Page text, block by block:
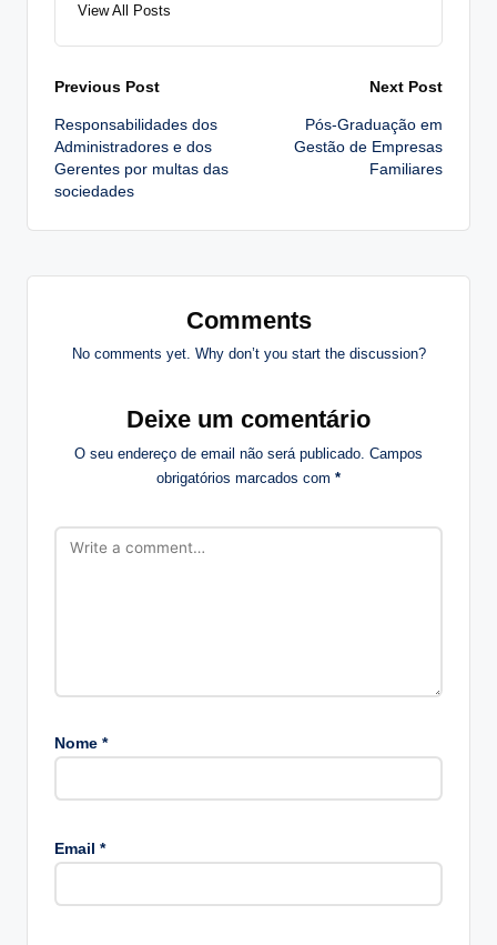
View All Posts
Post
navigation
Previous Post
Responsabilidades dos
Administradores e dos
Gerentes por multas das
sociedades
Next Post
Pós-Graduação em
Gestão de Empresas
Familiares
Comments
No comments yet. Why don’t you start the discussion?
Deixe um comentário
O seu endereço de email não será publicado. Campos
obrigatórios marcados com *
Nome *
Email *
e